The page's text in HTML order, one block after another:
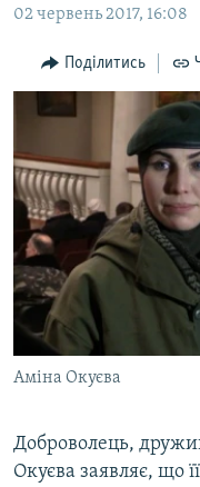
до
навігації
Перейти
пошуку
ПОЛІТИКА
БЛОГИ
ПОГЛЯД
ВСЕ ЗА ДЕНЬ
СПЕЦПРОЕКТИ
ДЕПОРТАЦІЯ
ВІДЕОУРОКИ «ELIFBE»
СВІДЧЕННЯ ОКУПАЦІЇ
УКРАЇНСЬКА ПРОБЛЕМА
ЯК ОБІЙТИ
Русский
Qırımtatar
02 червень 2017, 16:08
Поділитись
Аміна Окуєва
Доброволець,
Окуєва заявляє, що